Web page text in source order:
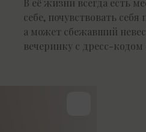
В её жизни всегда есть
себе, почувствовать
а может сбежавший
вечеринку с дресс-кодом